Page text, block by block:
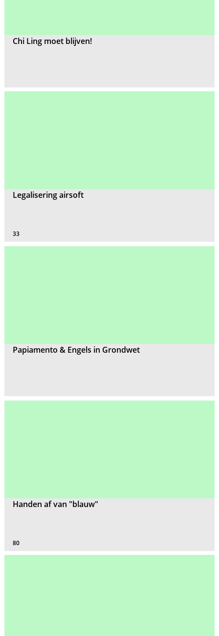
Chi Ling moet blijven!
Legalisering airsoft
33
Papiamento & Engels in Grondwet
Handen af van "blauw"
80